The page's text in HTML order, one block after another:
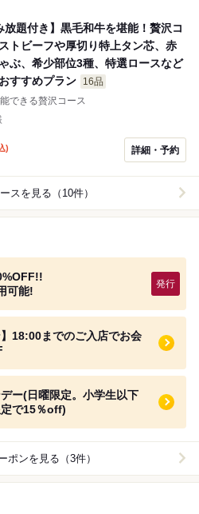
放題付き】黒毛和牛を堪能！贅沢コ
トビーフや厚切り特上タン芯、赤
ぶ、希少部位3種、特選ロースなど
すすめプラン
16品
できる贅沢コース
) 詳細・予約
スを見る（10件）
クーポン
可能!
】18:00までのご入店でお会
ー(日曜限定。小学生以下
で15％off)
ポンを見る（3件）